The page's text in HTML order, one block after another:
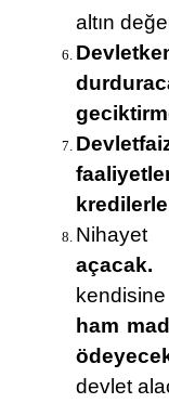
altın
açacak.
ham
devlet